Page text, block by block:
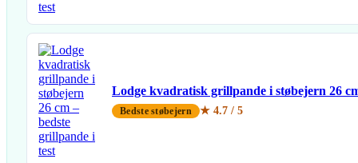
Lodge kvadratisk grillpande i støbejern 26
Bedste støbejern ★ 4.7 / 5